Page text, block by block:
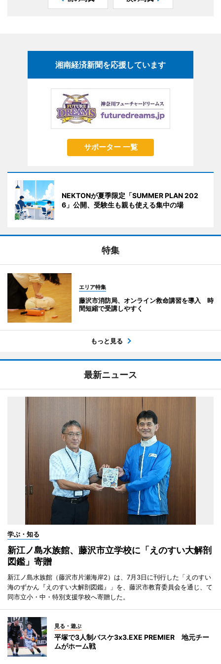
湘南経済新聞を応援しています
サポーター 一覧
NEKTONが夏季限定「SUMMER PLAN 202
6」公開、受験生も親も使える集中の場
特集
エリア特集
藤沢市消防局、オンライン救命講習を導入 時
間短縮で受講しやすく
もっと見る
最新ニュース
学ぶ・知る
新江ノ島水族館、藤沢市立学校に「えのすい大解剖
図鑑」寄贈
新江ノ島水族館（藤沢市片瀬海岸2）は、7月3日に刊行した「えのすい
海のずかん『えのすい大解剖図鑑』」を、藤沢市教育委員会を通じ、て
同市立小・中・特別支援学校へ寄贈した。
見る・遊ぶ
平塚で3人制バスケ3x3.EXE PREMIER 地元チー
ムがホーム戦